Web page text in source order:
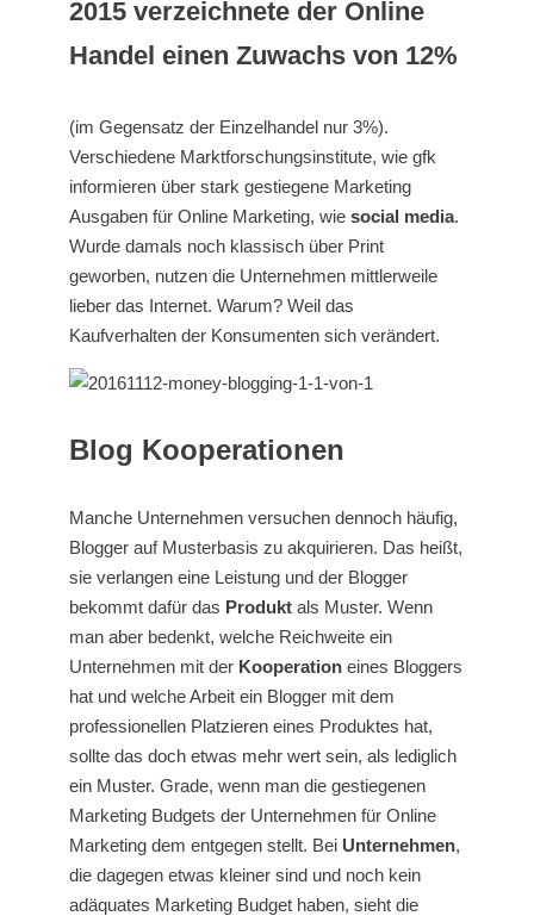
2015 verzeichnete der Online
Handel einen Zuwachs von 12%
(im Gegensatz der Einzelhandel nur 3%).
Verschiedene Marktforschungsinstitute, wie gfk
informieren über stark gestiegene Marketing
Ausgaben für Online Marketing, wie social media.
Wurde damals noch klassisch über Print
geworben, nutzen die Unternehmen mittlerweile
lieber das Internet. Warum? Weil das
Kaufverhalten der Konsumenten sich verändert.
Blog Kooperationen
Manche Unternehmen versuchen dennoch häufig,
Blogger auf Musterbasis zu akquirieren. Das heißt,
sie verlangen eine Leistung und der Blogger
bekommt dafür das Produkt als Muster. Wenn
man aber bedenkt, welche Reichweite ein
Unternehmen mit der Kooperation eines Bloggers
hat und welche Arbeit ein Blogger mit dem
professionellen Platzieren eines Produktes hat,
sollte das doch etwas mehr wert sein, als lediglich
ein Muster. Grade, wenn man die gestiegenen
Marketing Budgets der Unternehmen für Online
Marketing dem entgegen stellt. Bei Unternehmen,
die dagegen etwas kleiner sind und noch kein
adäquates Marketing Budget haben, sieht die